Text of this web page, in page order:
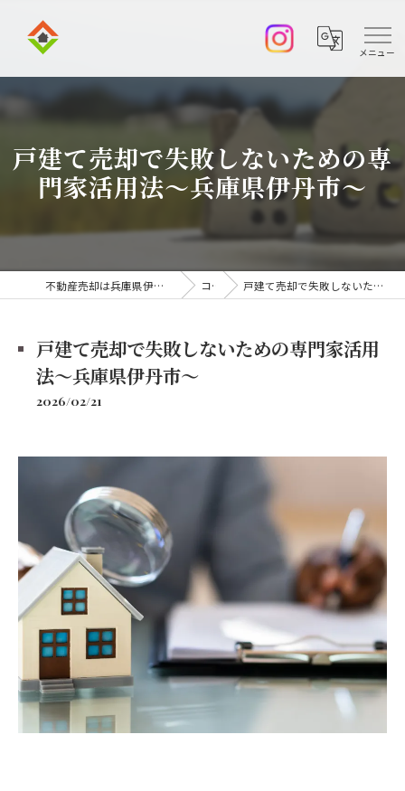
戸建て売却で失敗しないための専
門家活用法～兵庫県伊丹市～
不動産売却は兵庫県伊丹市の株式会社アークエステート コラム 戸建て売却で失敗しないための専門家活用法～兵庫県伊丹市～
戸建て売却で失敗しないための専門家活用
法～兵庫県伊丹市～
2026/02/21